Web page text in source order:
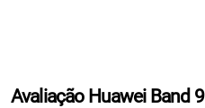
Avaliação Huawei Band 9